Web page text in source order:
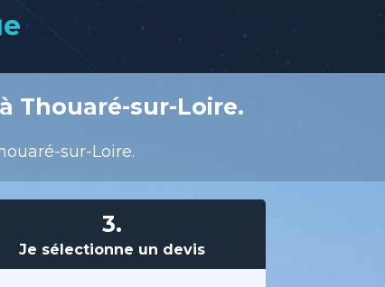
Thouaré-sur-Loire.
sur-Loire.
3.
Je sélectionne un devis